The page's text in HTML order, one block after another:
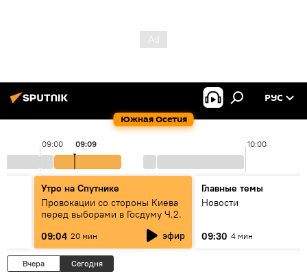
Южная Осетия
РУС
09:00 10:00
09:09
Утро на Спутнике
Провокации со стороны Киева
перед выборами в Госдуму Ч.2.
09:04 20 мин эфир
Главные темы
Новости
09:30 4 мин
Вчера Сегодня